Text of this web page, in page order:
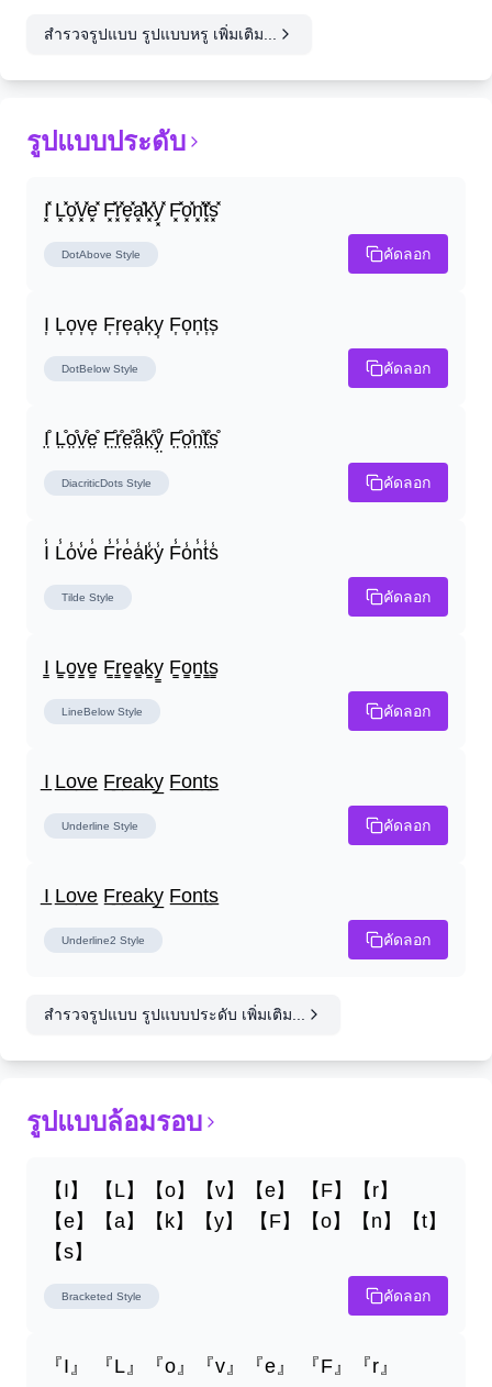
สำรวจรูปแบบ รูปแบบหรู เพิ่มเติม...
รูปแบบประดับ
I͓̽ L͓̽o͓̽v͓̽e͓̽ F͓̽r͓̽e͓̽a͓̽k͓̽y͓̽ F͓̽o͓̽n͓̽t͓̽s͓̽
DotAbove Style คัดลอก
I͎ L͎o͎v͎e͎ F͎r͎e͎a͎k͎y͎ F͎o͎n͎t͎s͎
DotBelow Style คัดลอก
I̤̊ L̤̊o̤̊v̤̊e̤̊ F̤̊r̤̊e̤̊å̤k̤̊ẙ̤ F̤̊o̤̊n̤̊t̤̊s̤̊
DiacriticDots Style คัดลอก
I̾ L̾o̾v̾e̾ F̾r̾e̾a̾k̾y̾ F̾o̾n̾t̾s̾
Tilde Style คัดลอก
I̳ L̳o̳v̳e̳ F̳r̳e̳a̳k̳y̳ F̳o̳n̳t̳s̳
LineBelow Style คัดลอก
I̲ L̲o̲v̲e̲ F̲r̲e̲a̲k̲y̲ F̲o̲n̲t̲s̲
Underline Style คัดลอก
I̲ L̲o̲v̲e̲ F̲r̲e̲a̲k̲y̲ F̲o̲n̲t̲s̲
Underline2 Style คัดลอก
สำรวจรูปแบบ รูปแบบประดับ เพิ่มเติม...
รูปแบบล้อมรอบ
【I】 【L】【o】【v】【e】 【F】【r】
【e】【a】【k】【y】 【F】【o】【n】【t】
【s】
Bracketed Style คัดลอก
『I』 『L』『o』『v』『e』 『F』『r』